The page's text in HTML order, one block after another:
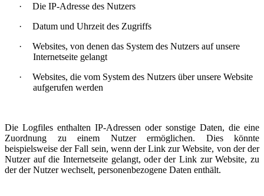
·
Die IP-Adresse des Nutzers
·
Datum und Uhrzeit des Zugriffs
·
Websites, von denen das System des Nutzers auf unsere
Internetseite gelangt
·
Websites, die vom System des Nutzers über unsere Website
aufgerufen werden
Die Logfiles enthalten IP-Adressen oder sonstige Daten, die eine
Zuordnung zu einem Nutzer ermöglichen. Dies könnte
beispielsweise der Fall sein, wenn der Link zur Website, von der der
Nutzer auf die Internetseite gelangt, oder der Link zur Website, zu
der der Nutzer wechselt, personenbezogene Daten enthält.